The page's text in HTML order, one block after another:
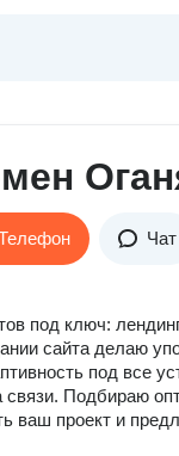
Чат
под ключ:
сайта делаю
под все
связи. Подбираю
ваш проект и